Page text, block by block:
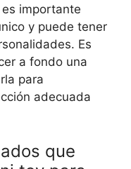
importante
y puede tener
Es
a fondo una
para
adecuada
que